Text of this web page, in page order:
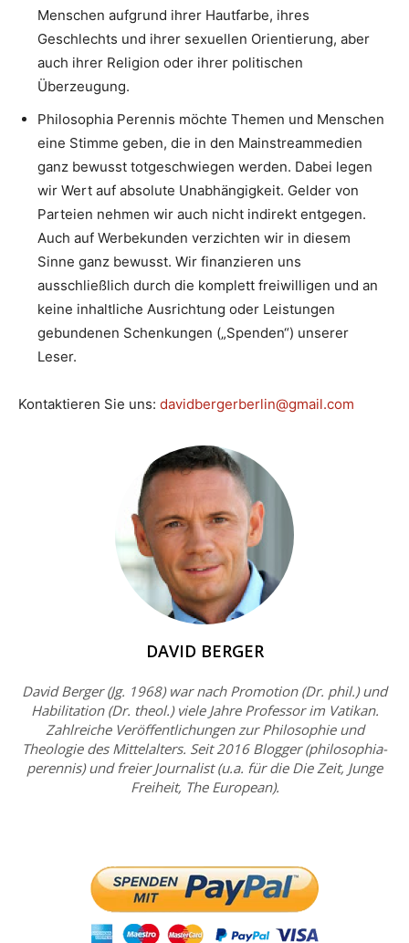
Menschen aufgrund ihrer Hautfarbe, ihres
Geschlechts und ihrer sexuellen Orientierung, aber
auch ihrer Religion oder ihrer politischen
Überzeugung.
Philosophia Perennis möchte Themen und Menschen
eine Stimme geben, die in den Mainstreammedien
ganz bewusst totgeschwiegen werden. Dabei legen
wir Wert auf absolute Unabhängigkeit. Gelder von
Parteien nehmen wir auch nicht indirekt entgegen.
Auch auf Werbekunden verzichten wir in diesem
Sinne ganz bewusst. Wir finanzieren uns
ausschließlich durch die komplett freiwilligen und an
keine inhaltliche Ausrichtung oder Leistungen
gebundenen Schenkungen („Spenden“) unserer
Leser.
Kontaktieren Sie uns: davidbergerberlin@gmail.com
DAVID BERGER
David Berger (Jg. 1968) war nach Promotion (Dr. phil.) und
Habilitation (Dr. theol.) viele Jahre Professor im Vatikan.
Zahlreiche Veröffentlichungen zur Philosophie und
Theologie des Mittelalters. Seit 2016 Blogger (philosophia-
perennis) und freier Journalist (u.a. für die Die Zeit, Junge
Freiheit, The European).